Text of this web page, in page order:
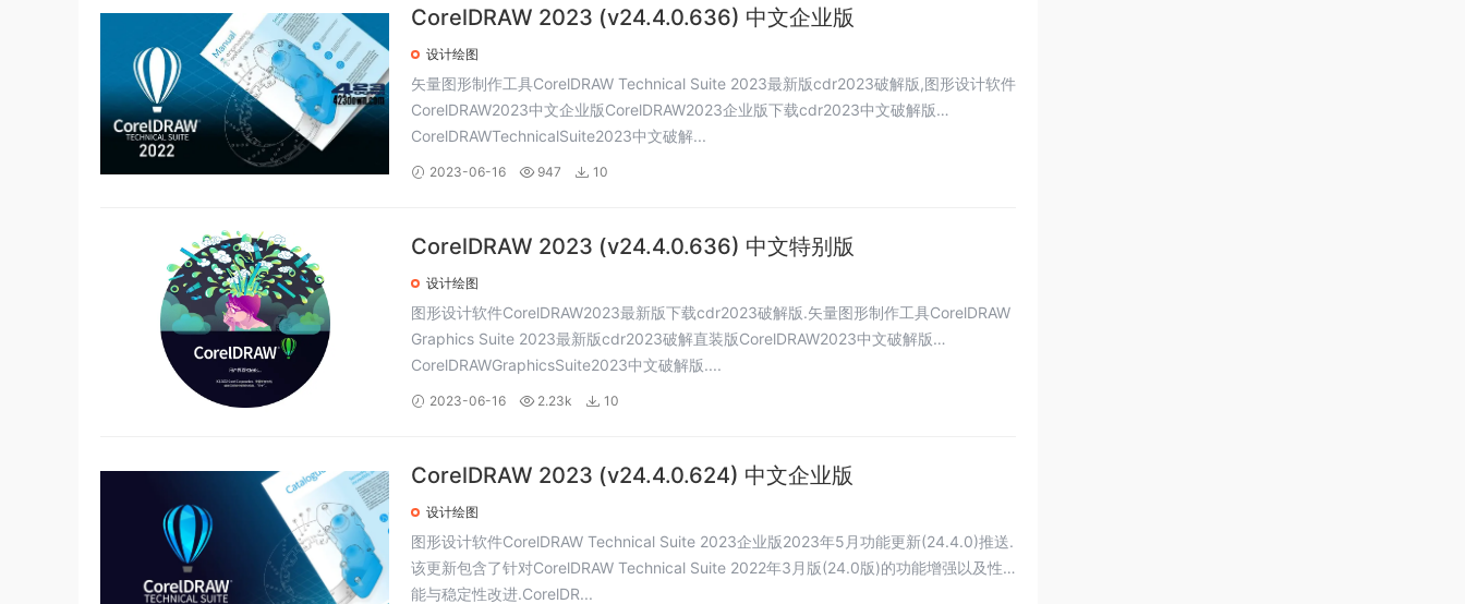
CorelDRAW 2023 (v24.4.0.636) 中文企业版
设计绘图
矢量图形制作工具CorelDRAW Technical Suite 2023最新版cdr2023破解版,图形设计软件
CorelDRAW2023中文企业版CorelDRAW2023企业版下载cdr2023中文破解版
CorelDRAWTechnicalSuite2023中文破解...
2023-06-16 947 10
CorelDRAW 2023 (v24.4.0.636) 中文特别版
设计绘图
图形设计软件CorelDRAW2023最新版下载cdr2023破解版.矢量图形制作工具CorelDRAW
Graphics Suite 2023最新版cdr2023破解直装版CorelDRAW2023中文破解版
CorelDRAWGraphicsSuite2023中文破解版....
2023-06-16 2.23k 10
CorelDRAW 2023 (v24.4.0.624) 中文企业版
设计绘图
图形设计软件CorelDRAW Technical Suite 2023企业版2023年5月功能更新(24.4.0)推送.
该更新包含了针对CorelDRAW Technical Suite 2022年3月版(24.0版)的功能增强以及性
能与稳定性改进.CorelDR...